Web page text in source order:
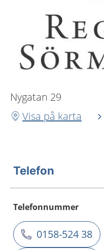
Nygatan 29
Visa på karta
Telefon
Telefonnummer
0158-524 38